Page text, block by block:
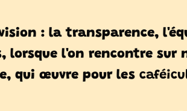
: la transparence,
lorsque l'on rencontre sur
qui œuvre pour les